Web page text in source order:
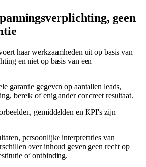
geen
haar werkzaamheden uit op basis van
en niet op basis van een
garantie gegeven op aantallen leads,
bereik of enig ander concreet resultaat.
gemiddelden en KPI's zijn
persoonlijke interpretaties van
over inhoud geven geen recht op
of ontbinding.